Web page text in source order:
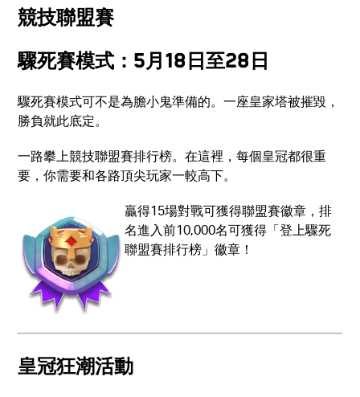
競技聯盟賽
驟死賽模式：5月18日至28日
驟死賽模式可不是為膽小鬼準備的。一座皇家塔被摧毀，
勝負就此底定。
一路攀上競技聯盟賽排行榜。在這裡，每個皇冠都很重
要，你需要和各路頂尖玩家一較高下。
贏得15場對戰可獲得聯盟賽徽章，排
名進入前10,000名可獲得「登上驟死
聯盟賽排行榜」徽章！
皇冠狂潮活動